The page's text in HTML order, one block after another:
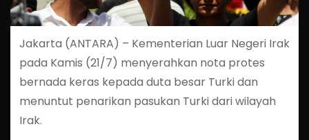
Jakarta (ANTARA) – Kementerian Luar Negeri Irak
pada Kamis (21/7) menyerahkan nota protes
bernada keras kepada duta besar Turki dan
menuntut penarikan pasukan Turki dari wilayah
Irak.